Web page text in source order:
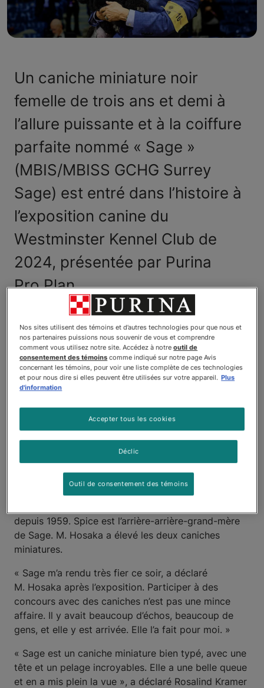
Un caniche miniature noir
femelle de trois ans et demi à
l’allure puissante et à la coiffure
parfaite nommé « Sage »
(MBIS/MBISS GCHG Surrey
Sage) est entré dans l’histoire à
l’exposition canine du
Westminster Kennel Club de
2024, présentée par Purina
Pro Plan.
L’obtention du titre très convoité de Meilleur de
l’exposition a laissé un goût doux-amer au maître-
chien Kaz Hosaka de Greenwood, au Delaware, qui
prend sa retraite du sport après 45 ans. « J’ai été
très chanceux », a-t-il dit.
La carrière de M. Hosaka se termine sur un bilan
impressionnant de sept victoires pour le groupe des
chiens de compagnie à l’exposition de Westminster.
chien à remporter le prix Meilleur de l’exposition de
Westminster. En 2002, il avait conduit « Spice » (CH
Surrey Spice Girl) au titre de Meilleur de l’exposition.
Il s’agissait du premier caniche miniature à être
depuis 1959. Spice est l’arrière-arrière-grand-mère
de Sage. M. Hosaka a élevé les deux caniches
miniatures.
« Sage m’a rendu très fier ce soir, a déclaré
M. Hosaka après l’exposition. Participer à des
concours avec des caniches n’est pas une mince
affaire. Il y avait beaucoup d’échos, beaucoup de
gens, et elle y est arrivée. Elle l’a fait pour moi. »
« Sage est un caniche miniature bien typé, avec une
tête et un pelage incroyables. Elle a une belle queue
et en a mis plein la vue », a déclaré Rosalind Kramer
Nos sites utilisent des témoins et d’autres technologies pour que nous et
nos partenaires puissions nous souvenir de vous et comprendre
comment vous utilisez notre site. Accédez à notreoutil de
consentement des témoins comme indiqué sur notre page Avis
concernant les témoins, pour voir une liste complète de ces technologies
et pour nous dire si elles peuvent être utilisées sur votre appareil. Plus
d'information
Déclic
Accepter tous les cookies
Outil de consentement des témoins